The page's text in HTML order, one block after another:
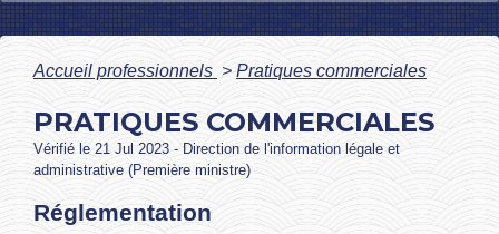
Accueil professionnels > Pratiques commerciales
PRATIQUES COMMERCIALES
Vérifié le 21 Jul 2023 - Direction de l'information légale et
administrative (Première ministre)
Réglementation